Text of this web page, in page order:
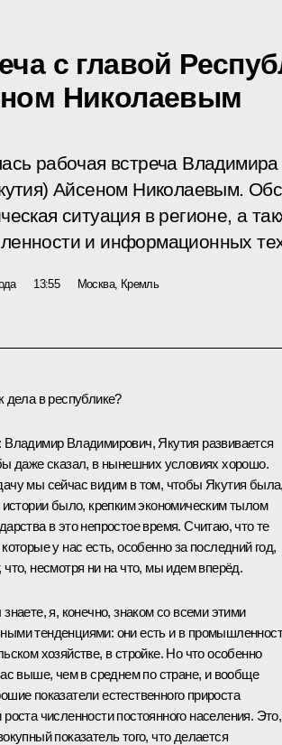
с главой
Николаевым
рабочая встреча
Айсеном Николаевым.
ситуация в регионе, а
и информационных
13:55 Москва, Кремль
дела в республике?
Владимир Владимирович, Якутия развивается
даже сказал, в нынешних условиях хорошо.
мы сейчас видим в том, чтобы Якутия
истории было, крепким экономическим тылом
в это непростое время. Считаю, что те
у нас есть, особенно за последний год,
что, несмотря ни на что, мы идем вперёд.
я, конечно, знаком со всеми этими
тенденциями: они есть и в
хозяйстве, в стройке. Но что особенно
выше, чем в среднем по стране, и вообще
показатели естественного прироста
роста численности постоянного населения. Это,
показатель того, что делается